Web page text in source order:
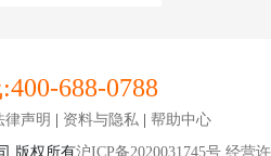
400-688-0788
律声明 | 资料与隐私 | 帮助中心
版权所有沪ICP备2020031745号 经营